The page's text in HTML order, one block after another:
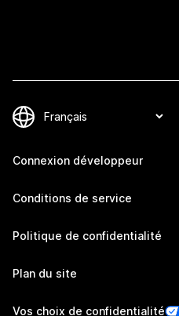
Connexion développeur
Conditions de service
Politique de confidentialité
Plan du site
Vos choix de confidentialité